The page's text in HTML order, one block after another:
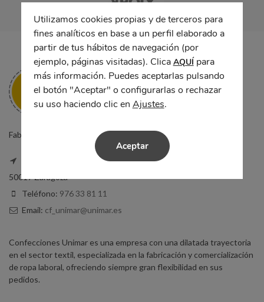
Fabricantes de ropa laboral y uniformes de trabajo en Zaragoza.
Calle Sta. Teresita, 5, Local
50017 Zaragoza
Teléfono: 976 33 81 11
Email: cf_unimar@unimar.es
Confecciones Unimar es una empresa con una dilatada trayectoria
en el sector textil, especializada en la fabricación y comercialización
de ropa laboral, ofreciendo siempre gran flexibilidad en sus
pedidos.
Utilizamos cookies propias y de terceros para
fines analíticos en base a un perfil elaborado a
partir de tus hábitos de navegación (por
ejemplo, páginas visitadas). Clica AQUÍpara
más información. Puedes aceptarlas pulsando
el botón "Aceptar" o configurarlas o rechazar
su uso haciendo clic en Ajustes.
Aceptar